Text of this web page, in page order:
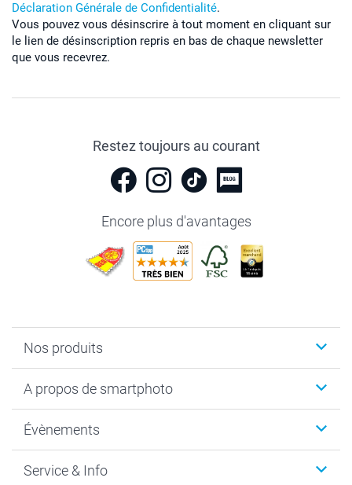
Déclaration Générale de Confidentialité.
Vous pouvez vous désinscrire à tout moment en cliquant sur
le lien de désinscription repris en bas de chaque newsletter
que vous recevrez.
Restez toujours au courant
Encore plus d'avantages
Nos produits
Cadeaux photo
MyNameBook
Développement photo & Tirage photo
A propos de smartphoto
Durabilité
Gestion des cookies
Évènements
Nouvel An
Service & Info